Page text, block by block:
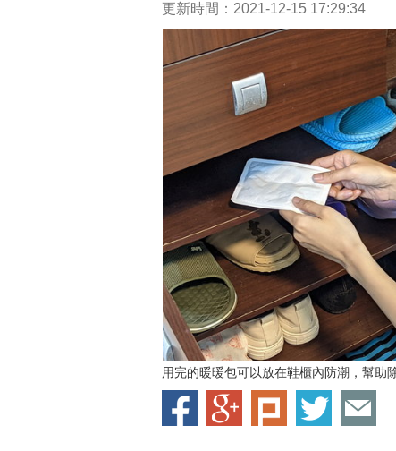
更新時間：2021-12-15 17:29:34
用完的暖暖包可以放在鞋櫃內防潮，幫助